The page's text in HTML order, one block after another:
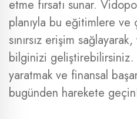
etme fırsatı sunar.
planıyla bu eğitimlere ve
sınırsız erişim
bilginizi geliştirebilirsiniz.
yaratmak ve finansal
bugünden harekete